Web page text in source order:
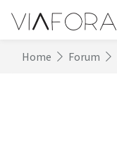
Home Forum